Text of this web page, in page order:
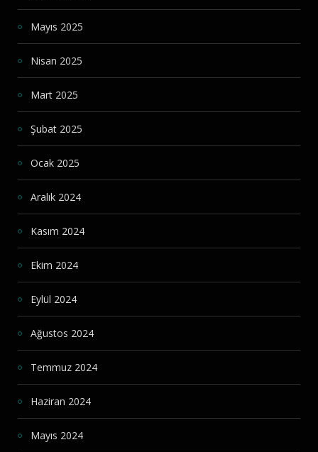
Mayıs 2025
Nisan 2025
Mart 2025
Şubat 2025
Ocak 2025
Aralık 2024
Kasım 2024
Ekim 2024
Eylül 2024
Ağustos 2024
Temmuz 2024
Haziran 2024
Mayıs 2024